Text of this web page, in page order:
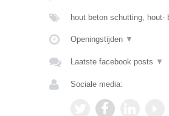
hout beton schutting,
Openingstijden ▼
Laatste facebook posts ▼
Sociale media: